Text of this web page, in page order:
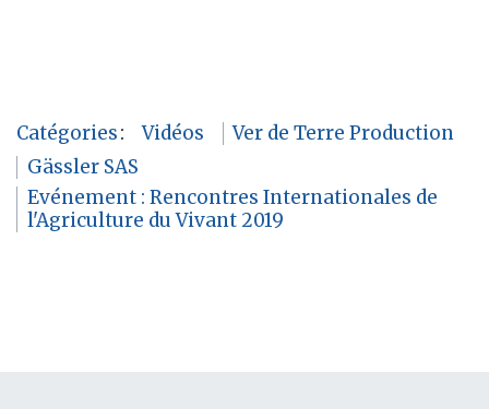
Catégories: Vidéos
Ver de Terre Production
Gässler SAS
Evénement : Rencontres Internationales de
l'Agriculture du Vivant 2019